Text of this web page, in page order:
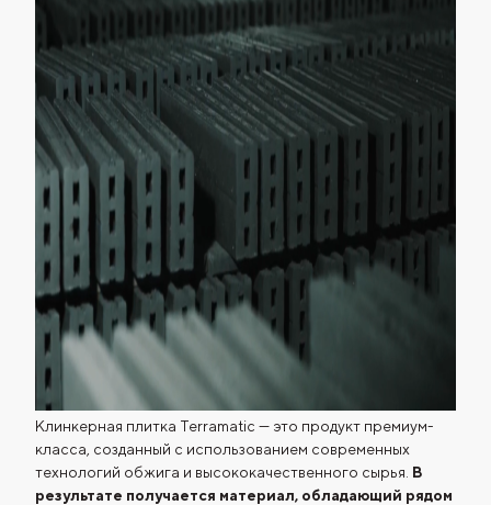
Клинкерная плитка Terramatic — это продукт премиум-
класса, созданный с использованием современных
технологий обжига и высококачественного сырья. В
результате получается материал, обладающий рядом